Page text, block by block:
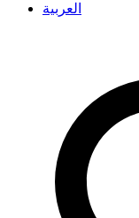
العربية